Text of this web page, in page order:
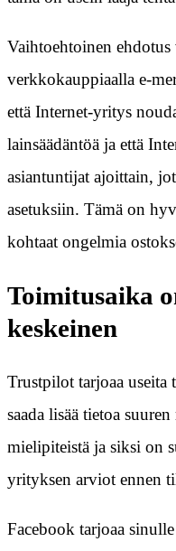
Vaihtoehtoinen
verkkokauppiaalla e-
että Internet-yritys
lainsäädäntöä ja että
asiantuntijat ajoittain,
asetuksiin. Tämä on
kohtaat ongelmia
Toimitusaika
keskeinen
Trustpilot tarjoaa
saada lisää tietoa
mielipiteistä ja siksi on
yrityksen arviot ennen
Facebook tarjoaa